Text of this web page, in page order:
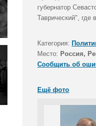
губернатор
Таврический", где
Категория:
Место: Россия,
Сообщить об
Ещё фото